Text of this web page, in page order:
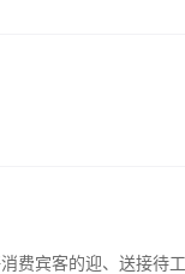
费宾客的迎、送接待